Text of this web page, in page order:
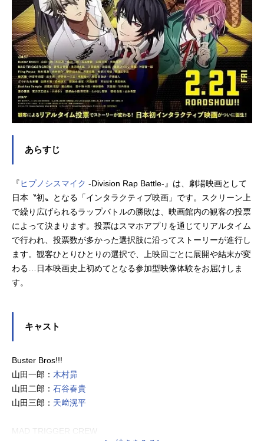
あらすじ
『ヒプノシスマイク -Division Rap Battle-』は、劇場映画として
日本〝初〟となる「インタラクティブ映画」です。スクリーン上
で繰り広げられるラップバトルの勝敗は、映画館内の観客の投票
によって決まります。投票はスマホアプリを通じてリアルタイム
で行われ、投票数が多かった選択肢に沿ってストーリーが進行し
ます。観客ひとりひとりの選択で、上映回ごとに展開や結末が変
わる…日本映画史上初めてとなる参加型映像体験をお届けしま
す。
キャスト
Buster Bros!!!
山田一郎： 木村昴
山田二郎： 石谷春貴
山田三郎： 天﨑滉平
MAD TRIGGER CREW